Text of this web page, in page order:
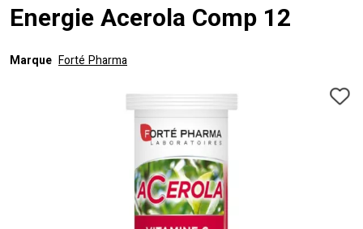
Energie Acerola Comp 12
Marque Forté Pharma